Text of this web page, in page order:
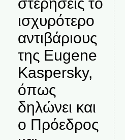
ισχυρότερο
αντιβάριους
της Eugene
Kaspersky,
όπως
δηλώνει και
ο Πρόεδρος